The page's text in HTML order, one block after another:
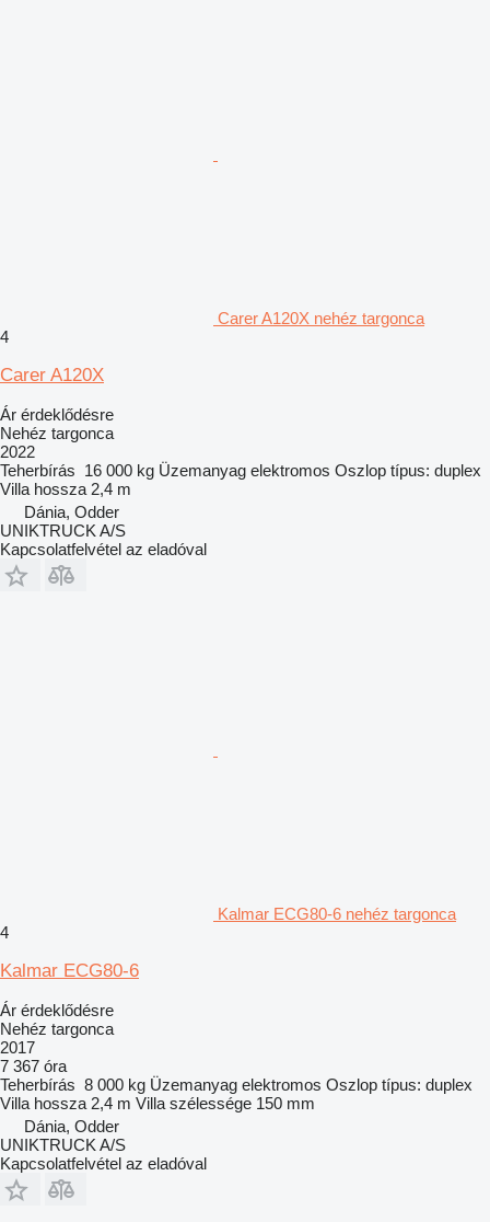
Carer A120X nehéz targonca
4
Carer A120X
Ár érdeklődésre
Nehéz targonca
2022
Teherbírás 16 000 kg Üzemanyag elektromos Oszlop típus: duplex
Villa hossza 2,4 m
Dánia, Odder
UNIKTRUCK A/S
Kapcsolatfelvétel az eladóval
Kalmar ECG80-6 nehéz targonca
4
Kalmar ECG80-6
Ár érdeklődésre
Nehéz targonca
2017
7 367 óra
Teherbírás 8 000 kg Üzemanyag elektromos Oszlop típus: duplex
Villa hossza 2,4 m Villa szélessége 150 mm
Dánia, Odder
UNIKTRUCK A/S
Kapcsolatfelvétel az eladóval